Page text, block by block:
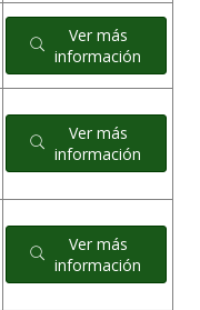
Ver más
información
Ver más
información
Ver más
información